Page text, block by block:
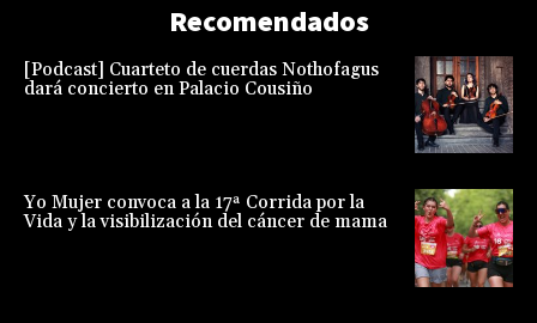
Recomendados
[Podcast] Cuarteto de cuerdas Nothofagus
dará concierto en Palacio Cousiño
Yo Mujer convoca a la 17ª Corrida por la
Vida y la visibilización del cáncer de mama